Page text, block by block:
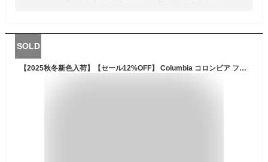
SOLD
【2025秋冬新色入荷】【セール12%OFF】 Columbia コロンビア フリース裏地 中綿ジャケット ロマビスタフーディー メンズ レディース リニューアル アウター 登山 防寒 保温 アウトドア キャンプ 釣り ストリート XM4292